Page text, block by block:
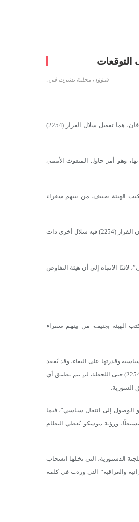
نشرت في: شؤؤن محلية
كثّف رئيس هيئة التفاوض السورية، أنس العبدة، اجتماعاته، أمس الجمعة، مع مسؤولين غربيين، وفي جعبته هدفان، هما تفعيل سلال القرار (2254)
وهو أمر حاول المبعوث الأممي
الهيئة بجنيف، من بينهم سفراء
وأوضحت المصادر أن العبدة “أكد خلال اجتماعاته على عدم بقاء العملية السياسية عند مسار اللجنة الدستورية، وأن القرار (2254) فيه سلال أخرى ذات
الانتباه إلى أن هيئة التفاوض
الهيئة بجنيف، من بينهم سفراء
وقدرتها على البقاء، وقد يُفقد
السوريين الثقة في جدوى هذا المسار”، وتابع أن “العبدة أكد أيضًا على أنه من غير المقبول أنه منذ صدور القرار (2254) حتى اللحظة، لم يتم تطبيق أي
السورية.
السورية ترى أن القرار (2254) “خارطة طريق نحو الوصول إلى انتقال سياسي”، فيما
ورؤية موسكو تُعطي النظام
الدستورية، التي تخللها انسحاب
والعراقية” التي وردت في كلمة